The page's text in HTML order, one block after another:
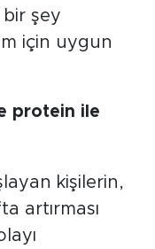
şey
için uygun
protein ile
kişilerin,
artırması